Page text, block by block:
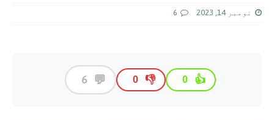
نومبر 14, 2023 6
👍
0
👎
0
💬
6